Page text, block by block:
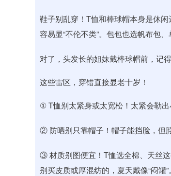
鞋子别乱穿！T恤和棒球帽本身是休
容易显“不伦不类”。包包也选帆布包
对了，头发长的姐妹戴棒球帽前，记
这些雷区，穿错直接显老十岁！
① T恤别太紧身或太宽松！太紧会勒出
② 防晒别只靠帽子！帽子能挡脸，但
③ 材质别图便宜！T恤选全棉、天丝
别买皮质或厚混纺的，夏天戴像“闷罐”。